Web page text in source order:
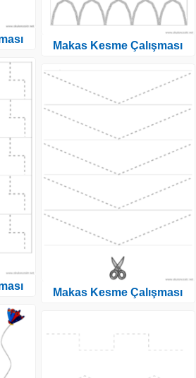
Makas Kesme Çalışması
Makas Kesme Çalışması